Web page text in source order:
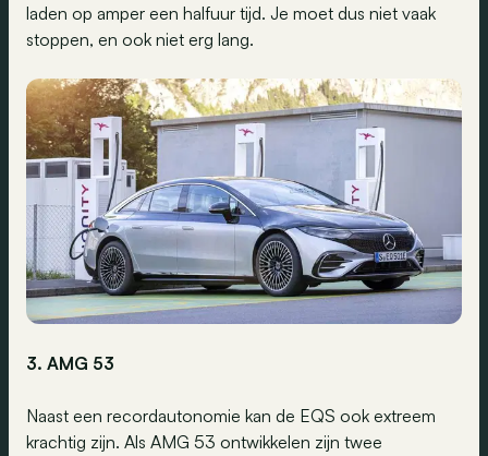
laden op amper een halfuur tijd. Je moet dus niet vaak
stoppen, en ook niet erg lang.
3. AMG 53
Naast een recordautonomie kan de EQS ook extreem
krachtig zijn. Als AMG 53 ontwikkelen zijn twee